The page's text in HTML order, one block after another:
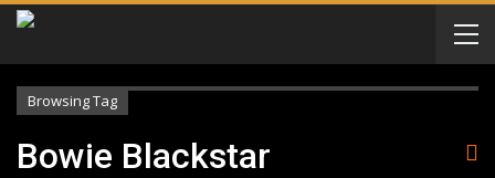
Browsing Tag
Bowie Blackstar